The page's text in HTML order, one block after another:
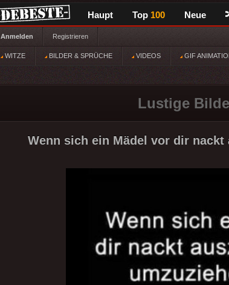
Haupt Top 100 Neue
Anmelden Registrieren
WITZE BILDER & SPRÜCHE VIDEOS GIF
Lustige
Wenn sich ein Mädel vor dir nackt